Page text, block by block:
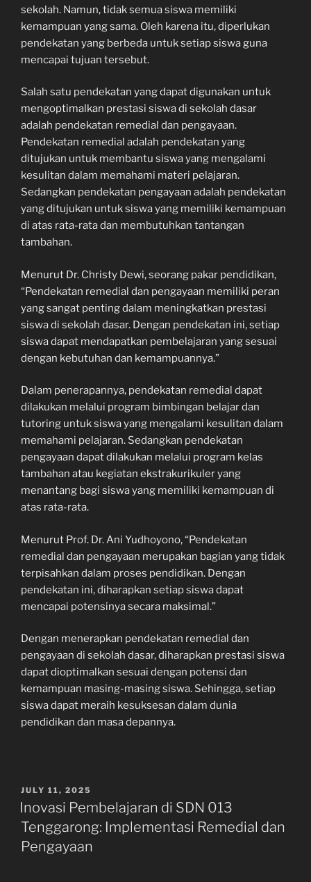
sekolah. Namun, tidak semua siswa memiliki
kemampuan yang sama. Oleh karena itu, diperlukan
pendekatan yang berbeda untuk setiap siswa guna
mencapai tujuan tersebut.
Salah satu pendekatan yang dapat digunakan untuk
mengoptimalkan prestasi siswa di sekolah dasar
adalah pendekatan remedial dan pengayaan.
Pendekatan remedial adalah pendekatan yang
ditujukan untuk membantu siswa yang mengalami
kesulitan dalam memahami materi pelajaran.
Sedangkan pendekatan pengayaan adalah pendekatan
yang ditujukan untuk siswa yang memiliki kemampuan
di atas rata-rata dan membutuhkan tantangan
tambahan.
Menurut Dr. Christy Dewi, seorang pakar pendidikan,
“Pendekatan remedial dan pengayaan memiliki peran
yang sangat penting dalam meningkatkan prestasi
siswa di sekolah dasar. Dengan pendekatan ini, setiap
siswa dapat mendapatkan pembelajaran yang sesuai
dengan kebutuhan dan kemampuannya.”
Dalam penerapannya, pendekatan remedial dapat
dilakukan melalui program bimbingan belajar dan
tutoring untuk siswa yang mengalami kesulitan dalam
memahami pelajaran. Sedangkan pendekatan
pengayaan dapat dilakukan melalui program kelas
tambahan atau kegiatan ekstrakurikuler yang
menantang bagi siswa yang memiliki kemampuan di
atas rata-rata.
Menurut Prof. Dr. Ani Yudhoyono, “Pendekatan
remedial dan pengayaan merupakan bagian yang tidak
terpisahkan dalam proses pendidikan. Dengan
pendekatan ini, diharapkan setiap siswa dapat
mencapai potensinya secara maksimal.”
Dengan menerapkan pendekatan remedial dan
pengayaan di sekolah dasar, diharapkan prestasi siswa
dapat dioptimalkan sesuai dengan potensi dan
kemampuan masing-masing siswa. Sehingga, setiap
siswa dapat meraih kesuksesan dalam dunia
pendidikan dan masa depannya.
POSTED
ON
JULY 11, 2025
Inovasi Pembelajaran di SDN 013
Tenggarong: Implementasi Remedial dan
Pengayaan